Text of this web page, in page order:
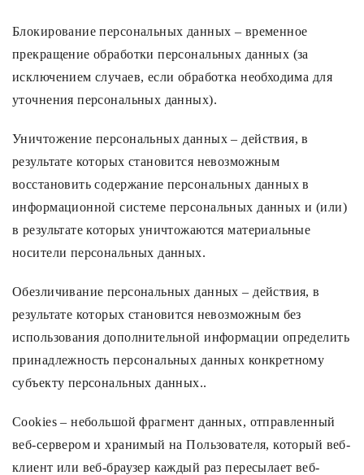
Блокирование персональных данных – временное
прекращение обработки персональных данных (за
исключением случаев, если обработка необходима для
уточнения персональных данных).
Уничтожение персональных данных – действия, в
результате которых становится невозможным
восстановить содержание персональных данных в
информационной системе персональных данных и (или)
в результате которых уничтожаются материальные
носители персональных данных.
Обезличивание персональных данных – действия, в
результате которых становится невозможным без
использования дополнительной информации определить
принадлежность персональных данных конкретному
субъекту персональных данных..
Cookies – небольшой фрагмент данных, отправленный
веб-сервером и хранимый на Пользователя, который веб-
клиент или веб-браузер каждый раз пересылает веб-